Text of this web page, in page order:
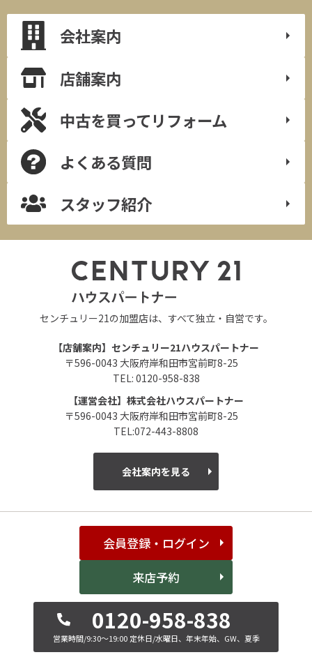
会社案内
店舗案内
中古を買ってリフォーム
よくある質問
スタッフ紹介
センチュリー21の加盟店は、すべて独立・自営です。
【店舗案内】センチュリー21ハウスパートナー
〒596-0043 大阪府岸和田市宮前町8-25
TEL: 0120-958-838
【運営会社】株式会社ハウスパートナー
〒596-0043 大阪府岸和田市宮前町8-25
TEL:072-443-8808
会社案内を見る
会員登録・ログイン
来店予約
0120-958-838
営業時間/9:30～19:00 定休日/水曜日、年末年始、GW、夏季